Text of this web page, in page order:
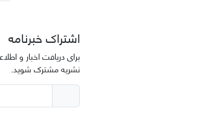
اشتراک خبرنامه
برای دریافت اخبار و
نشریه مشترک شوید.